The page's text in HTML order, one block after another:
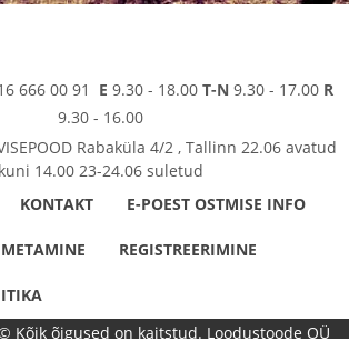
666 00 91 E 9.30 - 18.00 T-N 9.30 - 17.00 R
9.30 - 16.00
Rabaküla 4/2 , Tallinn 22.06 avatud
kuni 14.00 23-24.06 suletud
KONTAKT E-POEST OSTMISE INFO
REGISTREERIMINE
Kõik õigused on kaitstud. Loodustoode OÜ